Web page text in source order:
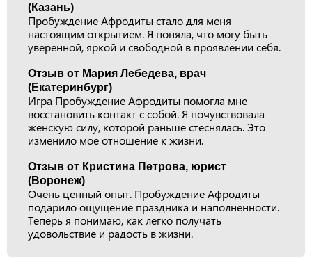
(Казань)
Пробуждение Афродиты стало для меня
настоящим открытием. Я поняла, что могу быть
уверенной, яркой и свободной в проявлении себя.
Отзыв от Мария Лебедева, врач
(Екатеринбург)
Игра Пробуждение Афродиты помогла мне
восстановить контакт с собой. Я почувствовала
женскую силу, которой раньше стеснялась. Это
изменило мое отношение к жизни.
Отзыв от Кристина Петрова, юрист
(Воронеж)
Очень ценный опыт. Пробуждение Афродиты
подарило ощущение праздника и наполненности.
Теперь я понимаю, как легко получать
удовольствие и радость в жизни.